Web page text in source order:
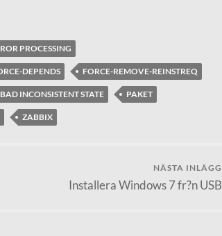
PROCESSING
DEPENDS FORCE-REMOVE-REINSTREQ
INCONSISTENT STATE PAKET
ZABBIX
NÄSTA INLÄGG
Installera Windows 7 fr?n USB